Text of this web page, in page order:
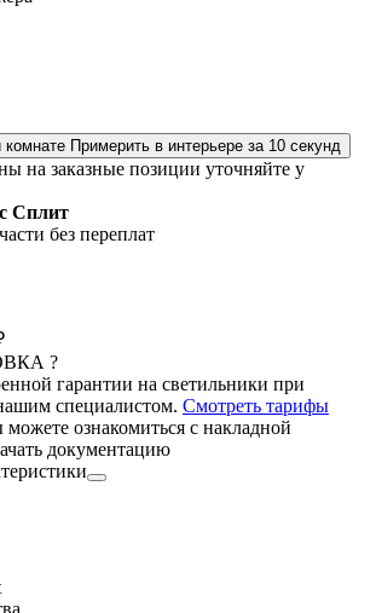
комнате Примерить в интерьере за 10 секунд
на заказные позиции уточняйте у
Сплит
без переплат
?
гарантии на светильники при
специалистом. Смотреть тарифы
ознакомиться с накладной
документацию